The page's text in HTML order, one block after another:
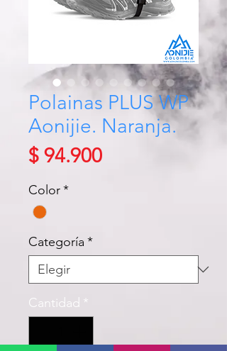
Polainas PLUS WP
Aonijie. Naranja.
$ 94.900Precio
Color*
Categoría *
Cantidad *